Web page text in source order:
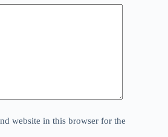
website in this browser for the